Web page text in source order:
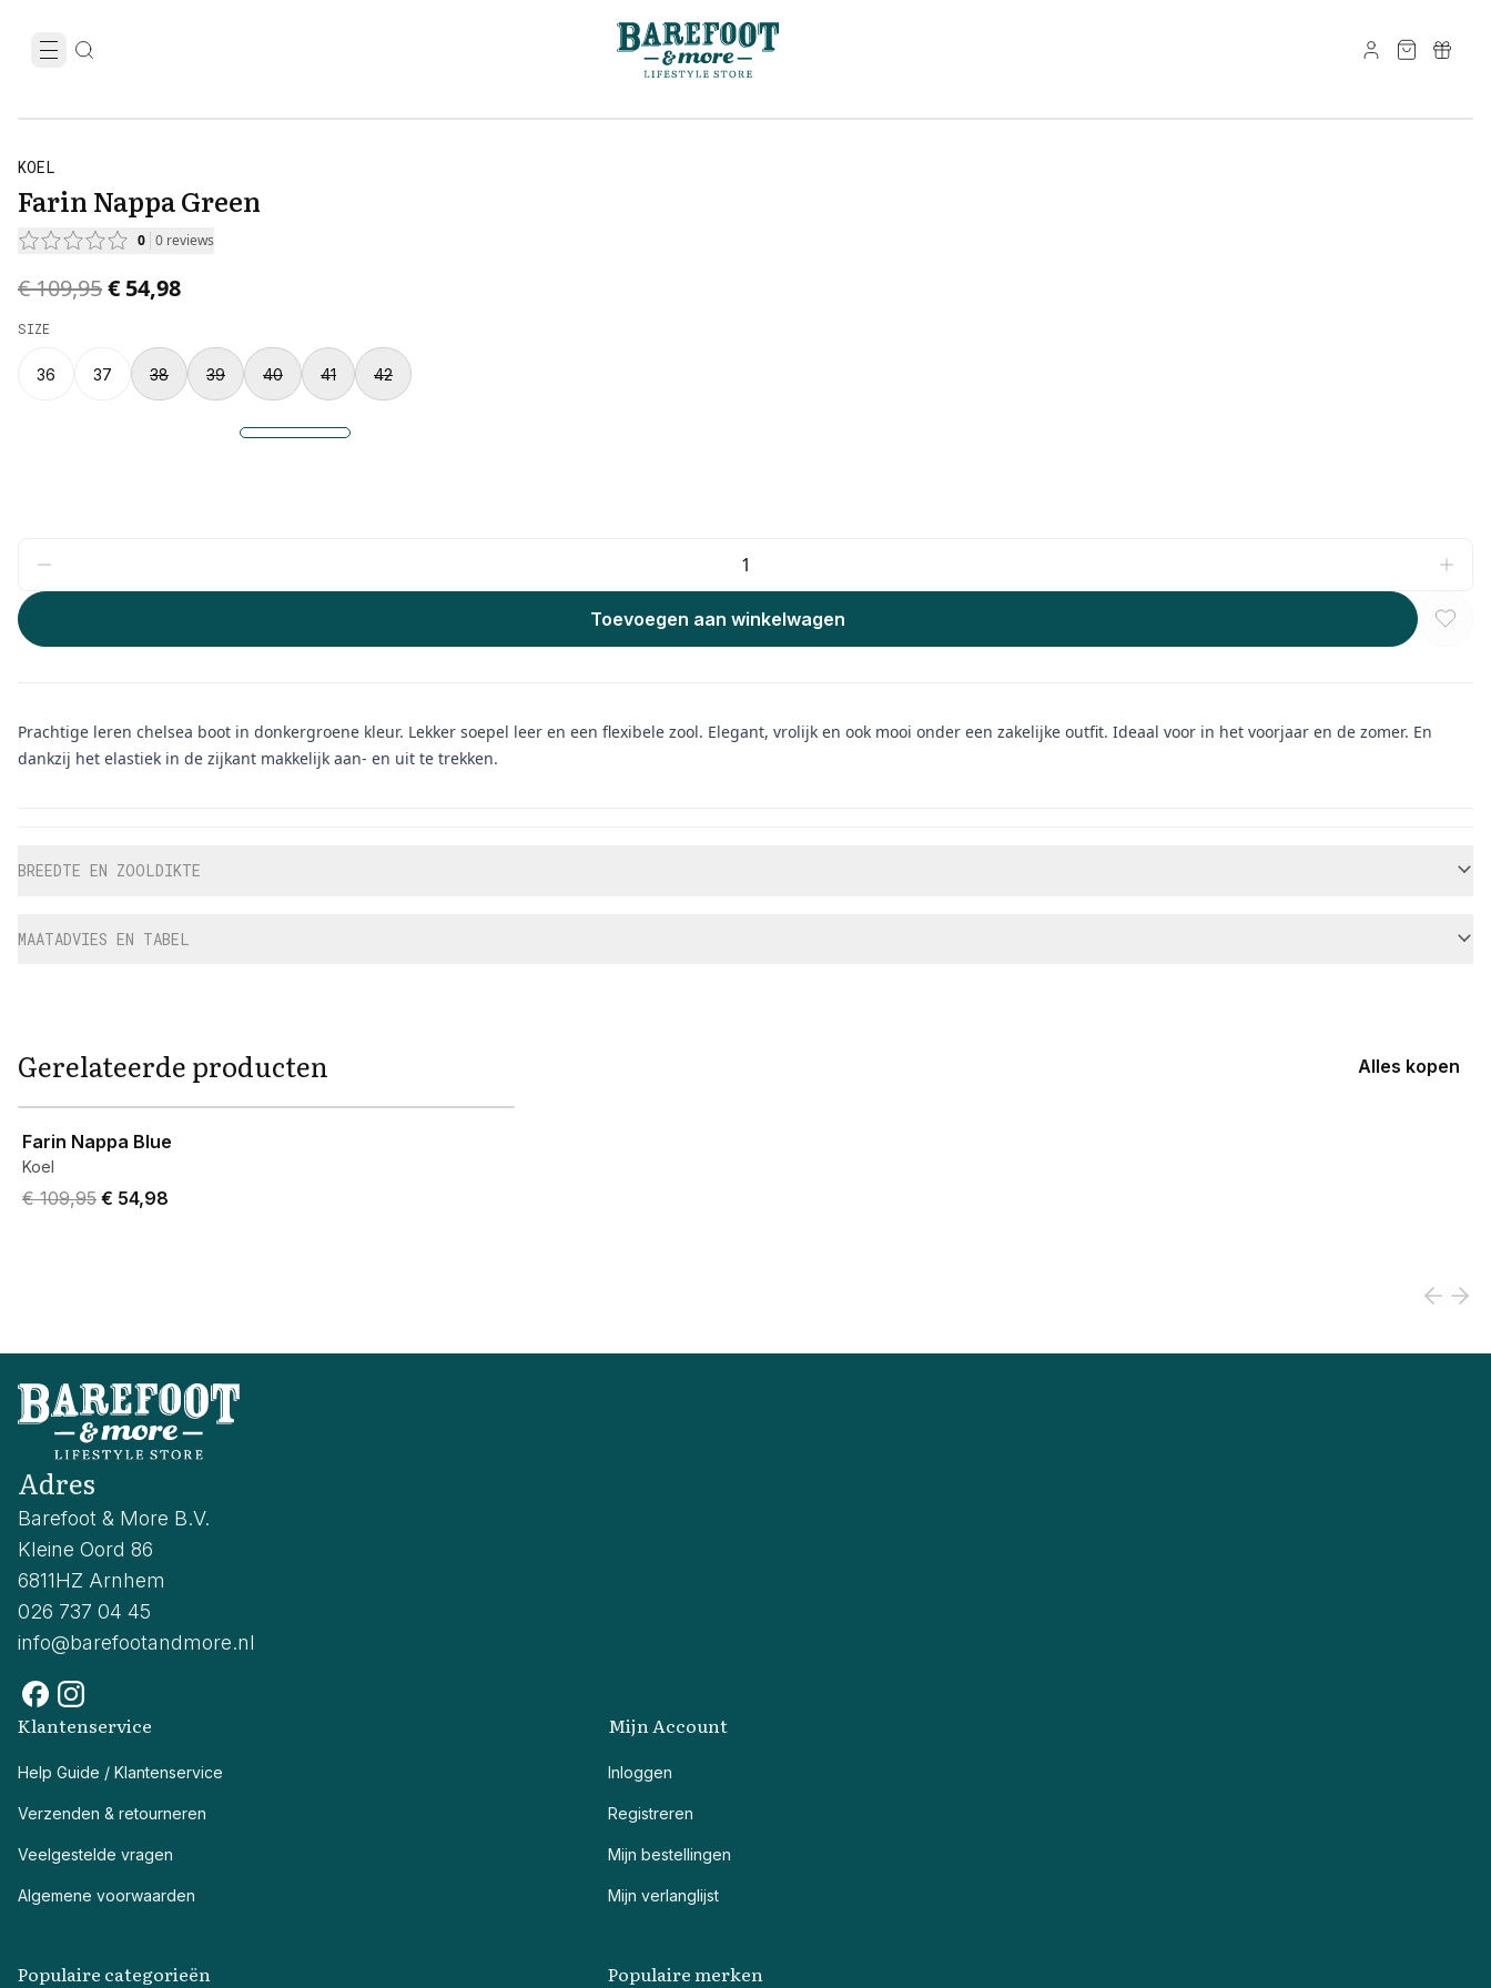
KOEL
Farin Nappa Green
0 0 reviews
Original price was € 109,95.
€ 109,95Current price is € 54,98.
€ 54,98
SIZE
36 37 38 39 40 41 42
Toevoegen aan winkelwagen
Prachtige leren chelsea boot in donkergroene kleur. Lekker soepel leer en een flexibele zool. Elegant, vrolijk en ook mooi onder een zakelijke outfit. Ideaal voor in het voorjaar en de zomer. En
dankzij het elastiek in de zijkant makkelijk aan- en uit te trekken.
BREEDTE EN ZOOLDIKTE
MAATADVIES EN TABEL
Gerelateerde producten Alles kopen
Farin Nappa Blue
Koel
Original price was € 109,95.
€ 109,95 Current price is € 54,98.
€ 54,98
Adres
Barefoot & More B.V.
Kleine Oord 86
6811HZ Arnhem
026 737 04 45
info@barefootandmore.nl
Klantenservice
Help Guide / Klantenservice
Verzenden & retourneren
Veelgestelde vragen
Algemene voorwaarden
Mijn Account
Inloggen
Registreren
Mijn bestellingen
Mijn verlanglijst
Populaire categorieën Populaire merken